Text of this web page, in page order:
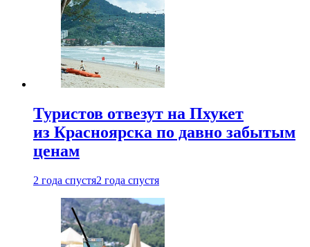
Туристов отвезут на Пхукет
из Красноярска по давно забытым
ценам
2 года спустя2 года спустя